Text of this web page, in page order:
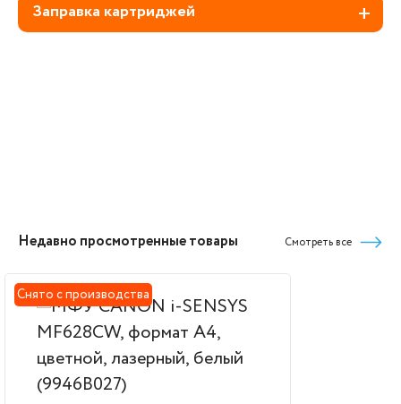
Заправка картриджей
Недавно просмотренные товары Смотреть все
Снято с производства